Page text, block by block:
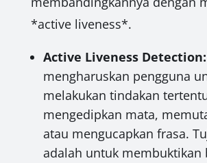
*active liveness*.
Active Liveness Detection:
mengharuskan pengguna
melakukan tindakan
mengedipkan mata,
atau mengucapkan frasa.
adalah untuk membuktikan